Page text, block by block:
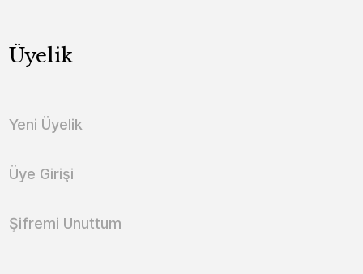
Üyelik
Yeni Üyelik
Üye Girişi
Şifremi Unuttum